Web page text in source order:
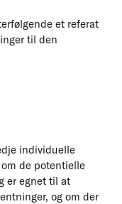
et referat
til den
individuelle
de potentielle
er egnet til at
og om der